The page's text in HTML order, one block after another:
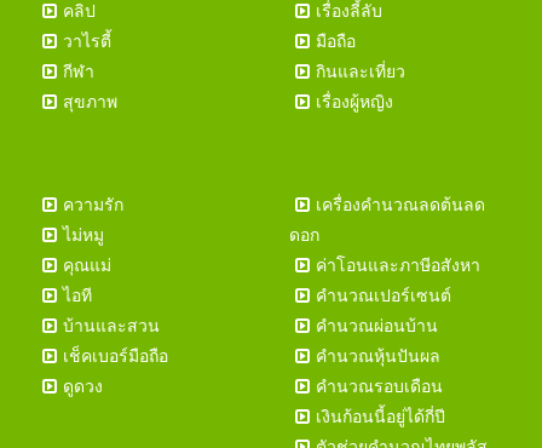
คลิป
วาไรตี้
กีฬา
สุขภาพ
เรื่องลี้ลับ
มือถือ
กินและเที่ยว
เรื่องผู้หญิง
ความรัก
ไม่หมู
คุณแม่
ไอที
บ้านและสวน
เช็คเบอร์มือถือ
ดูดวง
เครื่องคำนวณลดต้นลด
ดอก
ค่าโอนและภาษีอสังหา
คำนวณเปอร์เซนต์
คำนวณผ่อนบ้าน
คำนวณหุ้นปันผล
คำนวณรอบเดือน
เงินก้อนนี้อยู่ได้กี่ปี